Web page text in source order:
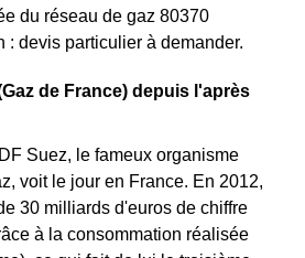
du réseau de gaz 80370
: devis particulier à demander.
de France) depuis l'après
Suez, le fameux organisme
voit le jour en France. En 2012,
30 milliards d'euros de chiffre
à la consommation réalisée